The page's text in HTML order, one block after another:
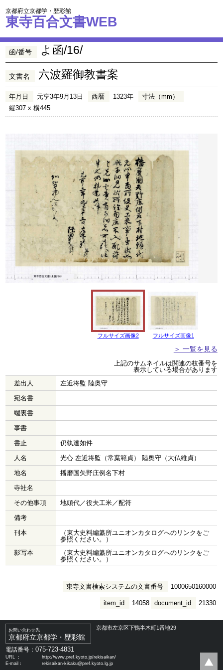
京都府立京都学・歴彩館
東寺百合文書WEB
函/番号 よ函/16/
文書名 六波羅御教書案
年月日 元亨3年9月13日 西暦 1323年
寸法（mm）
縦307 x 横445
フルサイズ画像2 フルサイズ画像1
＞ 一覧を見る
上記のサムネイルは関連の枝番号を
表示している場合があります
差出人
左近将監 陸奥守
宛名書
端裏書
事書
書止
仍執達如件
人名
光心 左近将監（常葉範貞） 陸奥守（大仏維貞）
地名
播磨国矢野庄例名下村
寺社名
その他事項
地頭代／役夫工米／配符
備考
刊本
（東大史料編纂所ユニオンカタログへのリンクをご
参照ください。）
影写本
（東大史料編纂所ユニオンカタログへのリンクをご
参照ください。）
東寺文書検索システムの文書番号 1000650160000
document_id 21330
item_id 14058
お問い合わせ先
京都府立京都学・歴彩館
京都市左京区下鴨半木町1番地29
電話番号：075-723-4831
URL ：
http://www.pref.kyoto.jp/rekisaikan/
E-mail：
rekisaikan-kikaku@pref.kyoto.lg.jp